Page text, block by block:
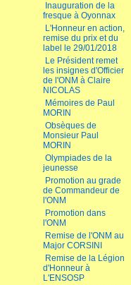
Inauguration de la
fresque à Oyonnax
L'Honneur en action,
remise du prix et du
label le 29/01/2018
Le Président remet
les insignes d'Officier
de l'ONM à Claire
NICOLAS
Mémoires de Paul
MORIN
Obsèques de
Monsieur Paul
MORIN
Olympiades de la
jeunesse
Promotion au grade
de Commandeur de
l'ONM
Promotion dans
l'ONM
Remise de l'ONM au
Major CORSINI
Remise de la Légion
d'Honneur à
L'ENSOSP